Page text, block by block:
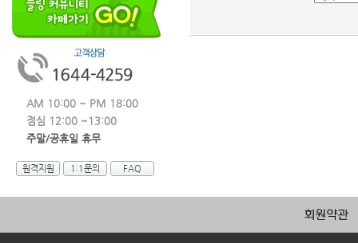
AM 10:00 ~ PM 18:00
점심 12:00 ~13:00
주말/공휴일 휴무
원격지원 1:1문의 FAQ